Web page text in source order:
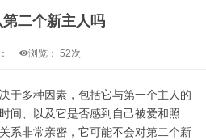
二个新主人吗
浏览： 52次
于多种因素，包括它与第一个主人的
间、以及它是否感到自己被爱和照
系非常亲密，它可能不会对第二个新